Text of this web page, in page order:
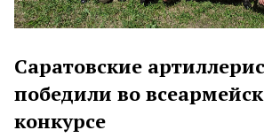
Саратовские
победили во
конкурсе